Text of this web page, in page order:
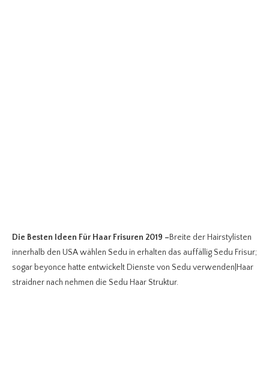
Die Besten Ideen Für Haar Frisuren 2019 –Breite der Hairstylisten
innerhalb den USA wählen Sedu in erhalten das auffällig Sedu Frisur;
sogar beyonce hatte entwickelt Dienste von Sedu verwenden|Haar
straidner nach nehmen die Sedu Haar Struktur.